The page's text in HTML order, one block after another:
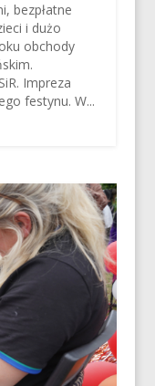
bezpłatne
i dużo
obchody
Impreza
festynu. W...